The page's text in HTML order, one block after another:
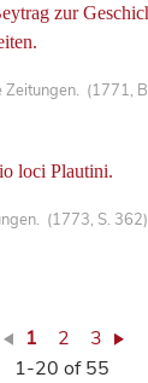
zur
Zeitungen. (1771,
loci Plautini.
(1773, S. 362)
1 2
3
1-20 of 55